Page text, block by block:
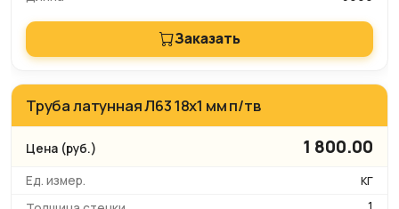
Заказать
Труба латунная Л63 18х1 мм п/тв
1 800.00
кг